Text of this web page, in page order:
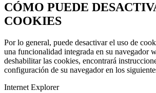
CÓMO PUEDE
COOKIES
Por lo general, puede desactivar el uso de
una funcionalidad integrada en su navegador
deshabilitar las cookies, encontrará
configuración de su navegador en los
Internet Explorer